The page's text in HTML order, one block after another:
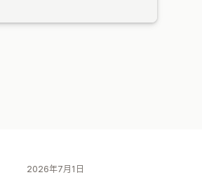
2026年7月1日